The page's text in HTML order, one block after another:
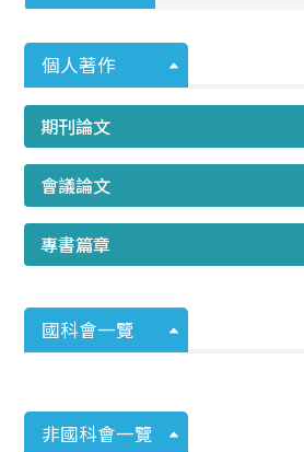
個人著作
期刊論文
會議論文
專書篇章
國科會一覽
非國科會一覽